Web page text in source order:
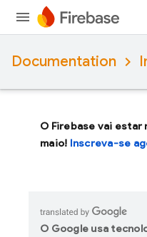
Documentation
O Firebase vai estar
maio! Inscreva-se
O Google usa